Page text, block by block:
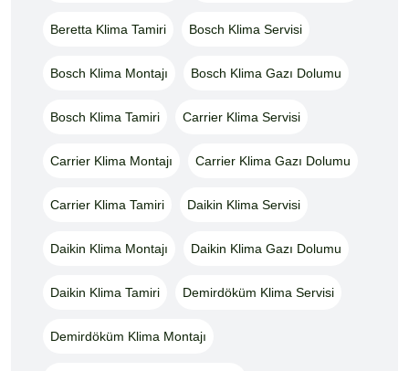
Beretta Klima Tamiri Bosch Klima Servisi
Bosch Klima Montajı Bosch Klima Gazı Dolumu
Bosch Klima Tamiri Carrier Klima Servisi
Carrier Klima Montajı Carrier Klima Gazı Dolumu
Carrier Klima Tamiri Daikin Klima Servisi
Daikin Klima Montajı Daikin Klima Gazı Dolumu
Daikin Klima Tamiri Demirdöküm Klima Servisi
Demirdöküm Klima Montajı